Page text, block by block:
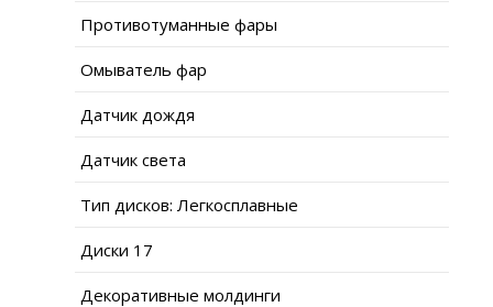
Противотуманные фары
Омыватель фар
Датчик дождя
Датчик света
Тип дисков: Легкосплавные
Диски 17
Декоративные молдинги